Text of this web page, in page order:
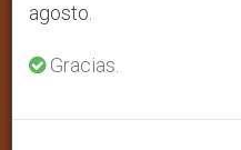
Se Espera Que Muchas De
Nicaragua se
agosto.
Gracias.